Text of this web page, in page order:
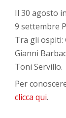
Il 30 agosto
9 settembre
Tra gli ospiti:
Gianni
Toni Servillo.
Per
clicca qui.